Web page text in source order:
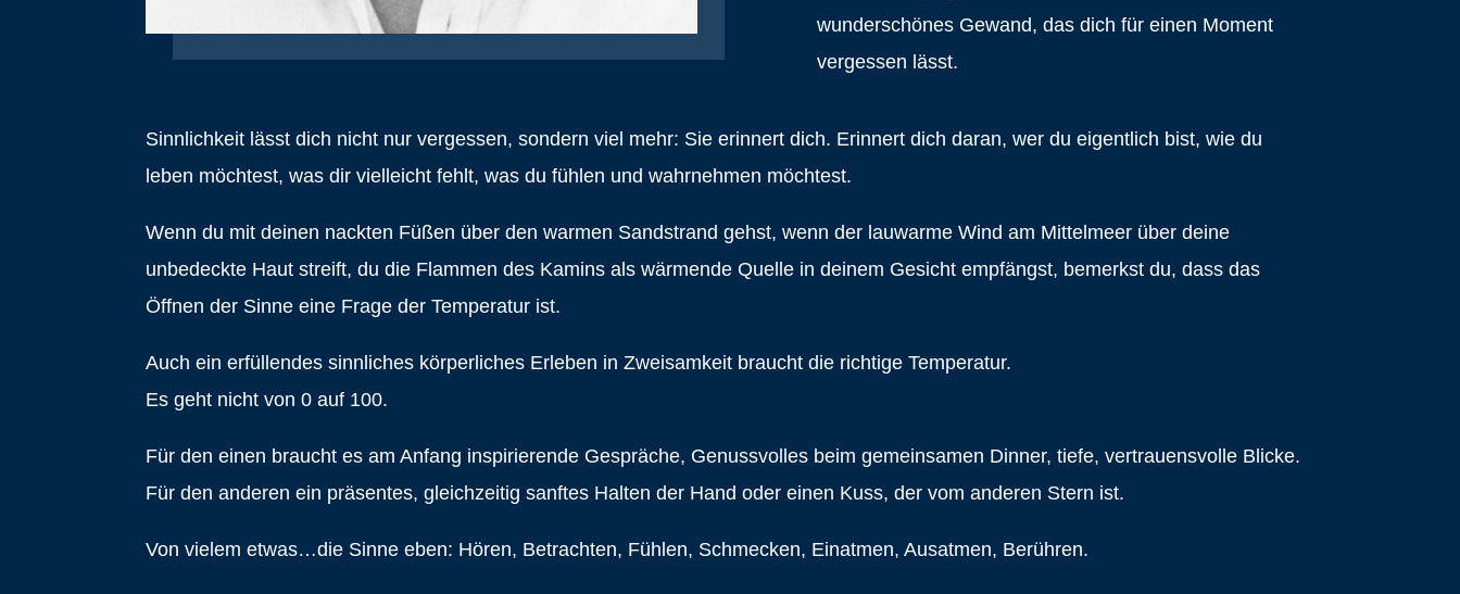
wunderschönes Gewand, das dich für einen Moment
vergessen lässt.
Sinnlichkeit lässt dich nicht nur vergessen, sondern viel mehr: Sie erinnert dich. Erinnert dich daran, wer du eigentlich bist, wie du
leben möchtest, was dir vielleicht fehlt, was du fühlen und wahrnehmen möchtest.
Wenn du mit deinen nackten Füßen über den warmen Sandstrand gehst, wenn der lauwarme Wind am Mittelmeer über deine
unbedeckte Haut streift, du die Flammen des Kamins als wärmende Quelle in deinem Gesicht empfängst, bemerkst du, dass das
Öffnen der Sinne eine Frage der Temperatur ist.
Auch ein erfüllendes sinnliches körperliches Erleben in Zweisamkeit braucht die richtige Temperatur.
Es geht nicht von 0 auf 100.
Für den einen braucht es am Anfang inspirierende Gespräche, Genussvolles beim gemeinsamen Dinner, tiefe, vertrauensvolle Blicke.
Für den anderen ein präsentes, gleichzeitig sanftes Halten der Hand oder einen Kuss, der vom anderen Stern ist.
Von vielem etwas…die Sinne eben: Hören, Betrachten, Fühlen, Schmecken, Einatmen, Ausatmen, Berühren.